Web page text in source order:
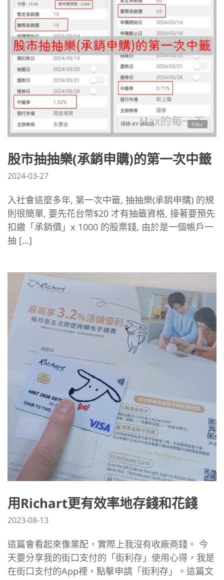
股市抽抽樂(承銷申購)的第一次中籤
2024-03-27
入社會這麼多年, 第一次中籤, 抽抽樂(承銷申購) 的規
則很簡單, 要先花台幣$20 才有抽籤資格, 接著要預先
扣繳「承銷價」x 1000 的股票錢, 由於是一個帳戶一
抽 […]
用Richart更有效率地存錢和花錢
2023-08-13
這篇會看起來像業配，實際上我沒有收廠商錢。 今
天要分享我的街口支付的「街利存」使用心得，我是
在街口支付的App裡，點擊申請「街利存」。這篇文